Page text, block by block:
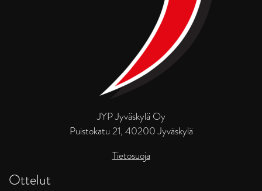
JYP Jyväskylä Oy
Puistokatu 21, 40200 Jyväskylä
Tietosuoja
Ottelut